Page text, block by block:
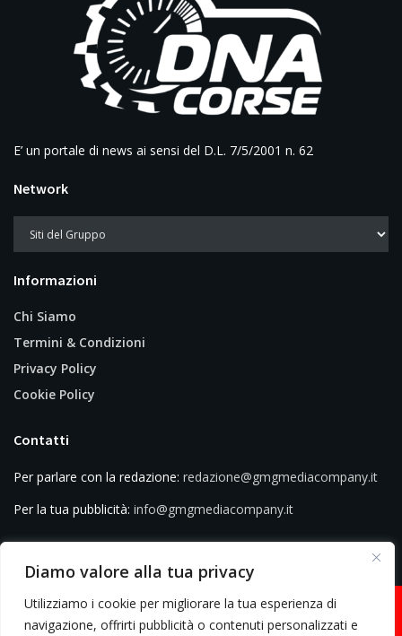
Diamo valore alla tua privacy
Utilizziamo i cookie per migliorare la tua esperienza di
navigazione, offrirti pubblicità o contenuti personalizzati e
E’ un portale di news ai sensi del D.L. 7/5/2001 n. 62
Network
Informazioni
Chi Siamo
Termini & Condizioni
Privacy Policy
Cookie Policy
Contatti
Per parlare con la redazione: redazione@gmgmediacompany.it
Per la tua pubblicità: info@gmgmediacompany.it